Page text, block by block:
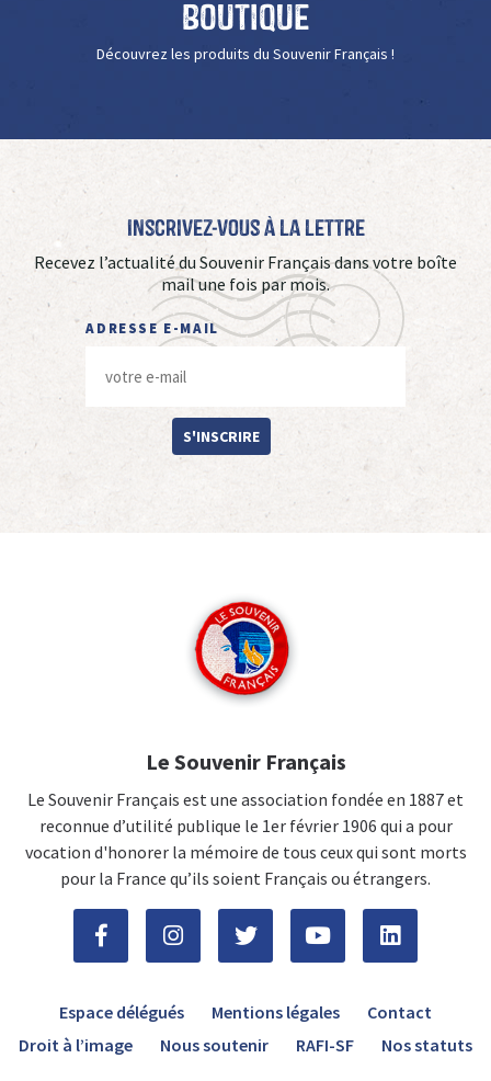
Boutique
Découvrez les produits du Souvenir Français !
Inscrivez-vous à La Lettre
Recevez l’actualité du Souvenir Français dans votre boîte
mail une fois par mois.
ADRESSE E-MAIL
S'INSCRIRE
Le Souvenir Français
Le Souvenir Français est une association fondée en 1887 et
reconnue d’utilité publique le 1er février 1906 qui a pour
vocation d'honorer la mémoire de tous ceux qui sont morts
pour la France qu’ils soient Français ou étrangers.
Espace délégués Mentions légales
Contact
Droit à l’image
Nous soutenir RAFI-SF Nos statuts